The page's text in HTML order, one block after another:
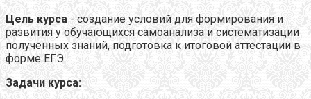
Цель курса - создание условий для формирования и
развития у обучающихся самоанализа и систематизации
полученных знаний, подготовка к итоговой аттестации в
форме ЕГЭ.
Задачи курса: